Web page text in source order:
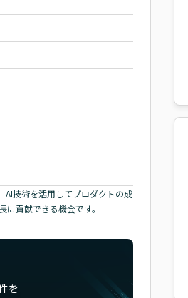
AI技術を活用してプロダクトの成
貢献できる機会です。
を